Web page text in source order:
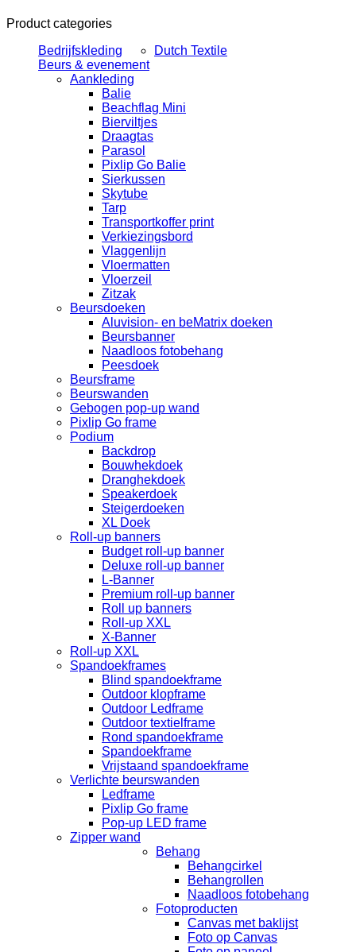
Product categories
Bedrijfskleding
Dutch Textile
Beurs & evenement
Aankleding
Balie
Beachflag Mini
Bierviltjes
Draagtas
Parasol
Pixlip Go Balie
Sierkussen
Skytube
Tarp
Transportkoffer print
Verkiezingsbord
Vlaggenlijn
Vloermatten
Vloerzeil
Zitzak
Beursdoeken
Aluvision- en beMatrix doeken
Beursbanner
Naadloos fotobehang
Peesdoek
Beursframe
Beurswanden
Gebogen pop-up wand
Pixlip Go frame
Podium
Backdrop
Bouwhekdoek
Dranghekdoek
Speakerdoek
Steigerdoeken
XL Doek
Roll-up banners
Budget roll-up banner
Deluxe roll-up banner
L-Banner
Premium roll-up banner
Roll up banners
Roll-up XXL
X-Banner
Roll-up XXL
Spandoekframes
Blind spandoekframe
Outdoor klopframe
Outdoor Ledframe
Outdoor textielframe
Rond spandoekframe
Spandoekframe
Vrijstaand spandoekframe
Verlichte beurswanden
Ledframe
Pixlip Go frame
Pop-up LED frame
Zipper wand
Behang
Behangcirkel
Behangrollen
Naadloos fotobehang
Fotoproducten
Canvas met baklijst
Foto op Canvas